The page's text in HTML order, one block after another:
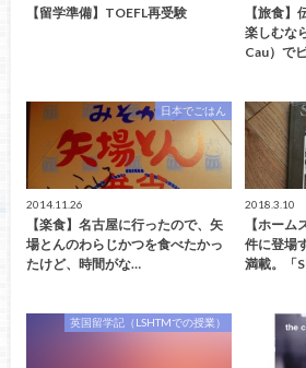
【留学準備】TOEFL再受験
【旅食
楽しむな
Cau）で
日本でごはん
2014.11.26
【楽食】名古屋に行ったので、矢
場とんのわらじかつを食べたかっ
たけど、時間がな…
2018.3.10
【ホー
件に登場
満載。「
英国留学記（LSHTMでの授業）